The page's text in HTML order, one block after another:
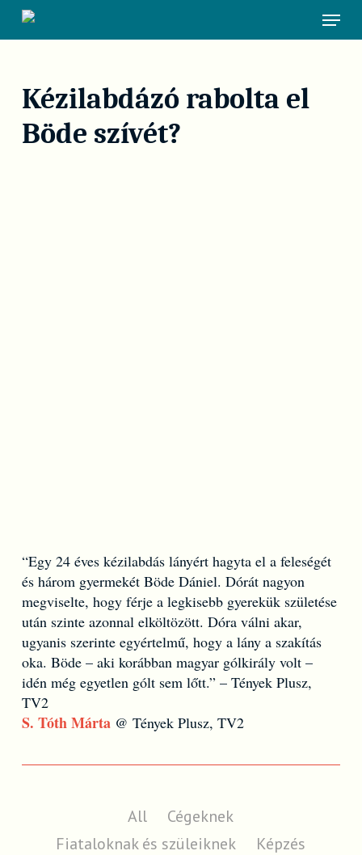
Skip
Menu
Kézilabdázó rabolta el
Böde szívét?
“Egy 24 éves kézilabdás lányért hagyta el a feleségét
és három gyermekét Böde Dániel. Dórát nagyon
megviselte, hogy férje a legkisebb gyerekük születése
után szinte azonnal elköltözött. Dóra válni akar,
ugyanis szerinte egyértelmű, hogy a lány a szakítás
oka. Böde – aki korábban magyar gólkirály volt –
idén még egyetlen gólt sem lőtt.” – Tények Plusz,
TV2
S. Tóth Márta@ Tények Plusz, TV2
All
Cégeknek
Fiataloknak és szüleiknek
Képzés